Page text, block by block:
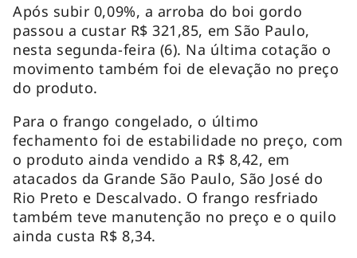
Após subir 0,09%, a arroba do boi gordo
passou a custar R$ 321,85, em São Paulo,
nesta segunda-feira (6). Na última cotação o
movimento também foi de elevação no preço
do produto.
Para o frango congelado, o último
fechamento foi de estabilidade no preço, com
o produto ainda vendido a R$ 8,42, em
atacados da Grande São Paulo, São José do
Rio Preto e Descalvado. O frango resfriado
também teve manutenção no preço e o quilo
ainda custa R$ 8,34.